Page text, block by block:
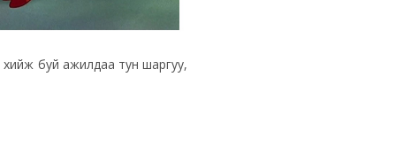
хийж буй ажилдаа тун шаргуу,